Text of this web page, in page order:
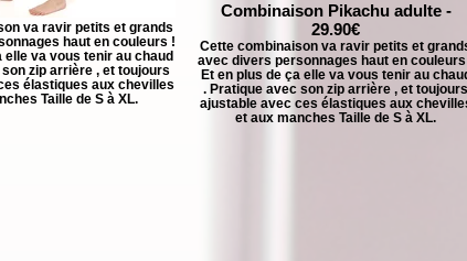
va ravir petits et grands
haut en couleurs !
elle va vous tenir au chaud
zip arrière , et toujours
élastiques aux chevilles
Taille de S à XL.
Combinaison Pikachu adulte -
29.90€
Cette combinaison va ravir petits et
avec divers personnages haut en
Et en plus de ça elle va vous tenir au
. Pratique avec son zip arrière , et toujours
ajustable avec ces élastiques aux
et aux manches Taille de S à XL.